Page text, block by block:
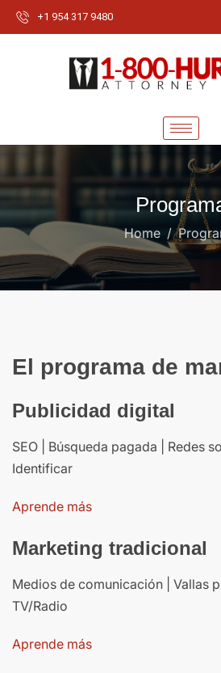
+1 954 317 9480
Home
El programa de
Publicidad digital
SEO | Búsqueda pagada | Redes
Identificar
Aprende más
Marketing tradicional
Medios de comunicación | Vallas
TV/Radio
Aprende más